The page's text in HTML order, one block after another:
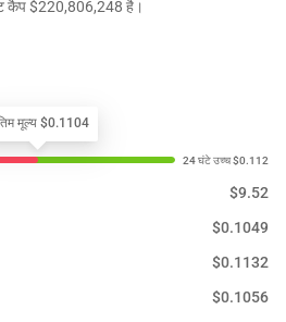
कैप $220,806,248 है।
मूल्य $0.1104
$9.52
$0.1049
$0.1132
$0.1056